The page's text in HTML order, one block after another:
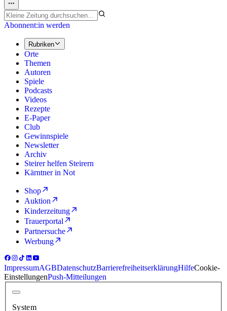
Abonnent:in werden
Rubriken
Orte
Themen
Autoren
Spiele
Podcasts
Videos
Rezepte
E-Paper
Club
Gewinnspiele
Newsletter
Archiv
Steirer helfen Steirern
Kärntner in Not
Shop
Auktion
Kinderzeitung
Trauerportal
Partnersuche
Werbung
ImpressumAGBDatenschutzBarrierefreiheitserklärungHilfeCookie-
EinstellungenPush-Mitteilungen
System